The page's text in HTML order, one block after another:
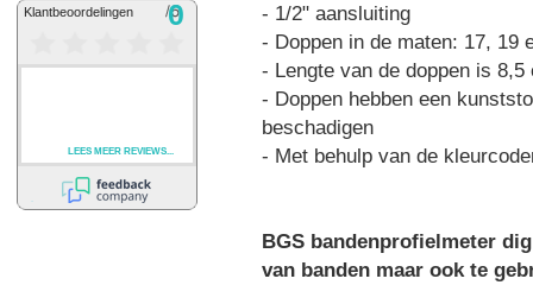
- 1/2" aansluiting
- Doppen in de maten: 17, 19
- Lengte van de doppen is 8,5
- Doppen hebben een
beschadigen
- Met behulp van de
BGS bandenprofielmeter
van banden maar ook te